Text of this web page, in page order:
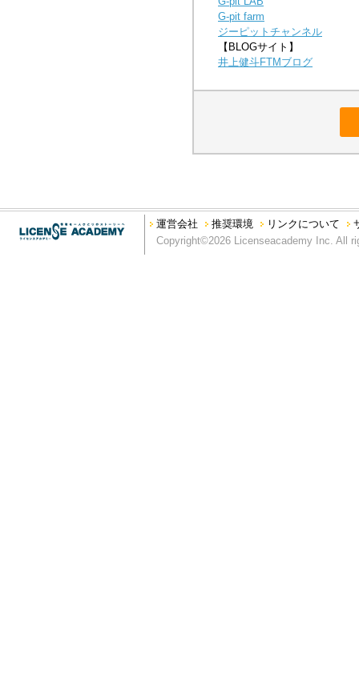
G-pit farm
ジーピットチャンネル
【BLOGサイト】
井上健斗FTMブログ
運営会社 推奨環境 リンクについて
Copyright©2026 Licenseacademy Inc. All